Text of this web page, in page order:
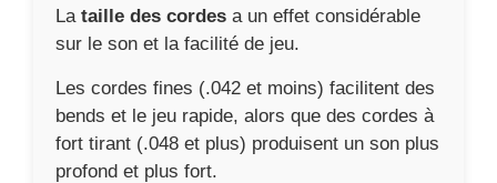
La taille des cordes a un effet considérable
sur le son et la facilité de jeu.
Les cordes fines (.042 et moins) facilitent des
bends et le jeu rapide, alors que des cordes à
fort tirant (.048 et plus) produisent un son plus
profond et plus fort.